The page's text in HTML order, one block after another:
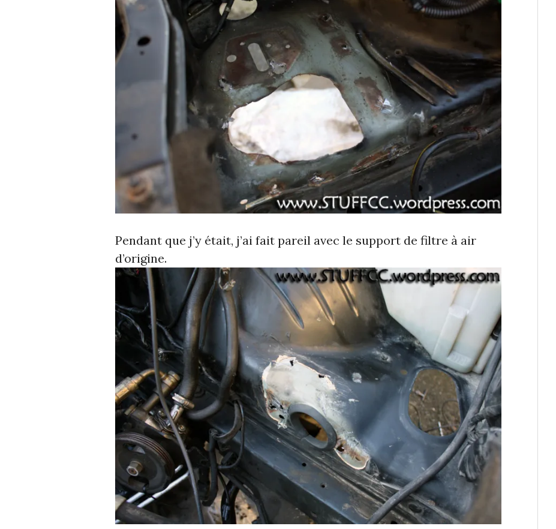
Pendant que j’y était, j’ai fait pareil avec le support de filtre à air
d’origine.